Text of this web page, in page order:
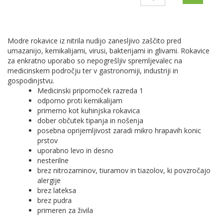
Modre rokavice iz nitrila nudijo zanesljivo zaščito pred
umazanijo, kemikalijami, virusi, bakterijami in glivami. Rokavice
za enkratno uporabo so nepogrešljiv spremljevalec na
medicinskem področju ter v gastronomiji, industriji in
gospodinjstvu.
Medicinski pripomoček razreda 1
odporno proti kemikalijam
primerno kot kuhinjska rokavica
dober občutek tipanja in nošenja
posebna oprijemljivost zaradi mikro hrapavih konic
prstov
uporabno levo in desno
nesterilne
brez nitrozaminov, tiuramov in tiazolov, ki povzročajo
alergije
brez lateksa
brez pudra
primeren za živila